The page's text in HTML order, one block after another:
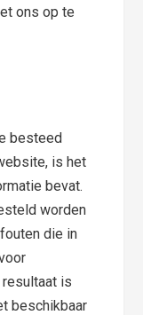
ons op te
besteed
is het
bevat.
worden
die in
is
beschikbaar